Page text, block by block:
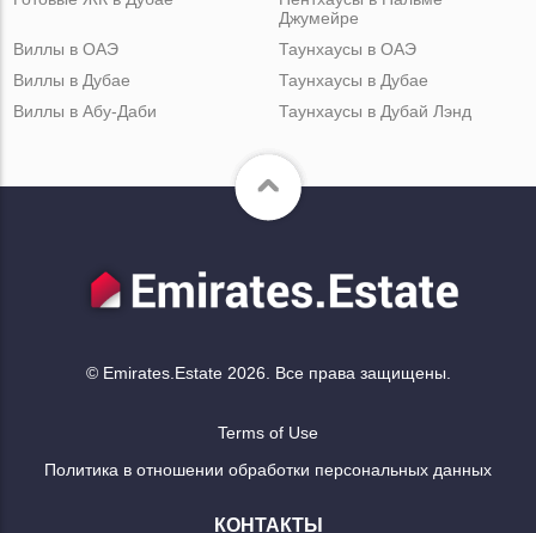
Джумейре
Виллы в ОАЭ
Виллы в Дубае
Виллы в Абу-Даби
Таунхаусы в ОАЭ
Таунхаусы в Дубае
Таунхаусы в Дубай Лэнд
© Emirates.Estate 2026. Все права защищены.
Terms of Use
Политика в отношении обработки персональных данных
КОНТАКТЫ